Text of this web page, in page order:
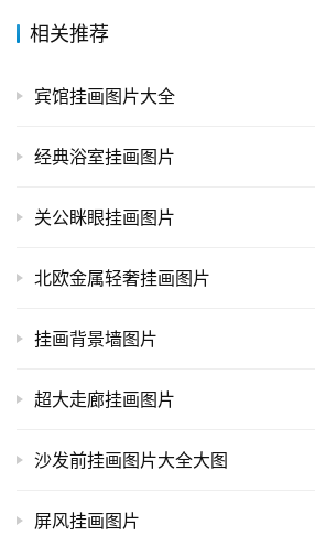
相关推荐
宾馆挂画图片大全
经典浴室挂画图片
关公眯眼挂画图片
北欧金属轻奢挂画图片
挂画背景墙图片
超大走廊挂画图片
沙发前挂画图片大全大图
屏风挂画图片